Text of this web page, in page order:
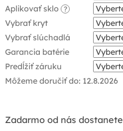
Aplikovať sklo
?
Vybrať kryt
Vybrať slúchadlá
Garancia batérie
Predĺžiť záruku
Môžeme doručiť do: 12.8.2026
Zadarmo od nás dostanete